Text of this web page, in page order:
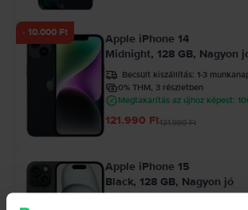
- 10.000 Ft
Apple iPhone 14
Midnight, 128 GB, Nagyon
Becsült kiszállítás: 1-3
0% THM, 3 részletben
Megtakarítás az újhoz képest:
121.990 Ft131.990 Ft
Apple iPhone 15
Black, 128 GB, Nagyon jó